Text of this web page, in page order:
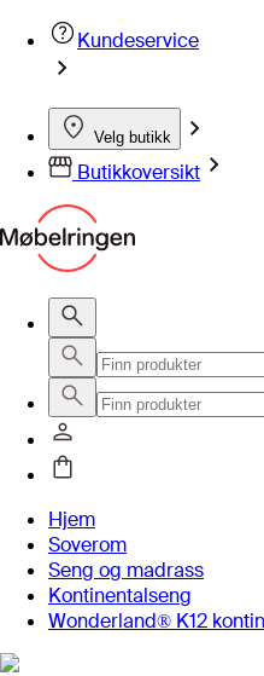
Kundeservice
Velg butikk
Butikkoversikt
Hjem
Soverom
Seng og madrass
Kontinentalseng
Wonderland® K12